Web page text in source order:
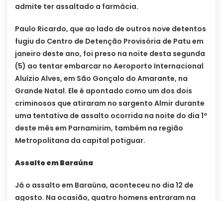
admite ter assaltado a farmácia.
Paulo Ricardo, que ao lado de outros nove detentos
fugiu do Centro de Detenção Provisória de Patu em
janeiro deste ano, foi preso na noite desta segunda
(5) ao tentar embarcar no Aeroporto Internacional
Aluízio Alves, em São Gonçalo do Amarante, na
Grande Natal. Ele é apontado como um dos dois
criminosos que atiraram no sargento Almir durante
uma tentativa de assalto ocorrida na noite do dia 1º
deste mês em Parnamirim, também na região
Metropolitana da capital potiguar.
Assalto em Baraúna
Já o assalto em Baraúna, aconteceu no dia 12 de
agosto. Na ocasião, quatro homens entraram na